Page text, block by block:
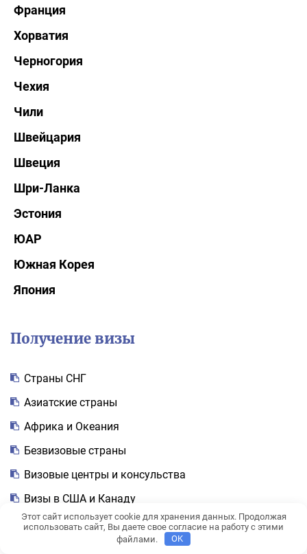
Франция
Хорватия
Черногория
Чехия
Чили
Швейцария
Швеция
Шри-Ланка
Эстония
ЮАР
Южная Корея
Япония
Получение визы
Cтраны СНГ
Азиатские страны
Африка и Океания
Безвизовые страны
Визовые центры и консульства
Визы в США и Канаду
Документы
Европейские страны
Этот сайт использует cookie для хранения данных. Продолжая
использовать сайт, Вы даете свое согласие на работу с этими
файлами.
OK